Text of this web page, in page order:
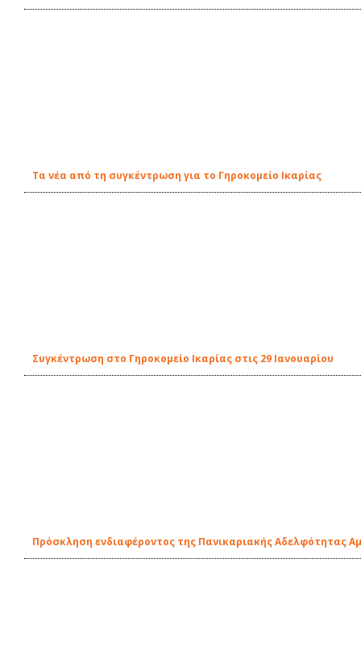
Τα νέα από τη συγκέντρωση για το Γηροκομείο Ικαρίας
Συγκέντρωση στο Γηροκομείο Ικαρίας στις 29 Ιανουαρίου
Πρόσκληση ενδιαφέροντος της Πανικαριακής Αδελφότητας